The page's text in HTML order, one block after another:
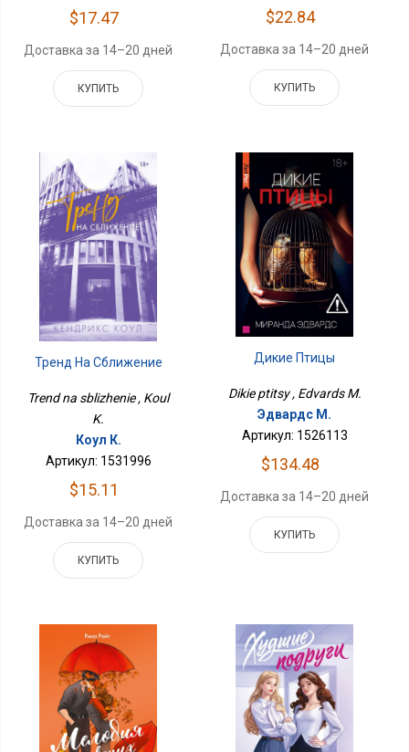
$17.47
Доставка за 14–20 дней
КУПИТЬ
$22.84
Доставка за 14–20 дней
КУПИТЬ
Тренд На Сближение
Trend na sblizhenie , Koul
K.
Коул К.
Артикул: 1531996
$15.11
Доставка за 14–20 дней
КУПИТЬ
Дикие Птицы
Dikie ptitsy , Edvards M.
Эдвардс М.
Артикул: 1526113
$134.48
Доставка за 14–20 дней
КУПИТЬ